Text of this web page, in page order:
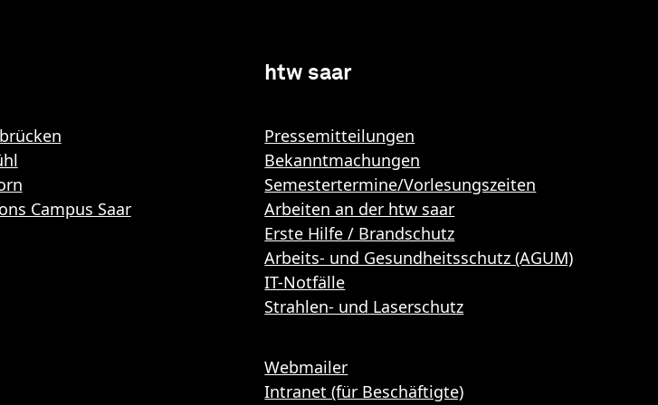
Campus Saar
htw saar
Pressemitteilungen
Bekanntmachungen
Semestertermine/Vorlesungszeiten
Arbeiten an der htw saar
Erste Hilfe / Brandschutz
Arbeits- und Gesundheitsschutz (AGUM)
IT-Notfälle
Strahlen- und Laserschutz
Webmailer
Intranet (für Beschäftigte)